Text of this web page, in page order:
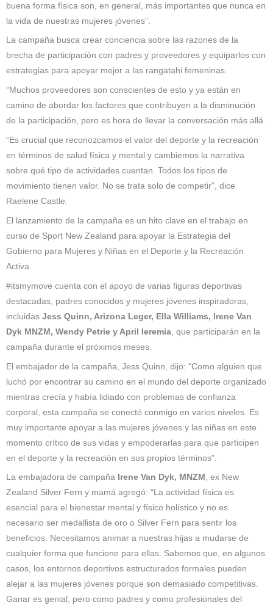
buena forma física son, en general, más importantes que nunca en
la vida de nuestras mujeres jóvenes”.
La campaña busca crear conciencia sobre las razones de la
brecha de participación con padres y proveedores y equiparlos con
estrategias para apoyar mejor a las rangatahi femeninas.
“Muchos proveedores son conscientes de esto y ya están en
camino de abordar los factores que contribuyen a la disminución
de la participación, pero es hora de llevar la conversación más allá.
“Es crucial que reconozcamos el valor del deporte y la recreación
en términos de salud física y mental y cambiemos la narrativa
sobre qué tipo de actividades cuentan. Todos los tipos de
movimiento tienen valor. No se trata solo de competir”, dice
Raelene Castle.
El lanzamiento de la campaña es un hito clave en el trabajo en
curso de Sport New Zealand para apoyar la Estrategia del
Gobierno para Mujeres y Niñas en el Deporte y la Recreación
Activa.
#itsmymove cuenta con el apoyo de varias figuras deportivas
destacadas, padres conocidos y mujeres jóvenes inspiradoras,
incluidas Jess Quinn, Arizona Leger, Ella Williams, Irene Van
Dyk MNZM, Wendy Petrie y April Ieremia , que participarán en la
campaña durante el próximos meses.
El embajador de la campaña, Jess Quinn, dijo: “Como alguien que
luchó por encontrar su camino en el mundo del deporte organizado
mientras crecía y había lidiado con problemas de confianza
corporal, esta campaña se conectó conmigo en varios niveles. Es
muy importante apoyar a las mujeres jóvenes y las niñas en este
momento crítico de sus vidas y empoderarlas para que participen
en el deporte y la recreación en sus propios términos”.
La embajadora de campaña Irene Van Dyk, MNZM , ex New
Zealand Silver Fern y mamá agregó: “La actividad física es
esencial para el bienestar mental y físico holístico y no es
necesario ser medallista de oro o Silver Fern para sentir los
beneficios. Necesitamos animar a nuestras hijas a mudarse de
cualquier forma que funcione para ellas. Sabemos que, en algunos
casos, los entornos deportivos estructurados formales pueden
alejar a las mujeres jóvenes porque son demasiado competitivas.
Ganar es genial, pero como padres y como profesionales del